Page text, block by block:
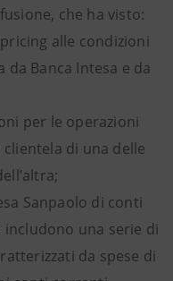
che ha visto:
alle condizioni
Banca Intesa e da
per le operazioni
di una delle
Sanpaolo di conti
una serie di
da spese di